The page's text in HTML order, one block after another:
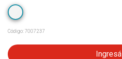
Código:7007237
Ingresá